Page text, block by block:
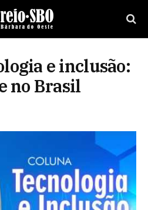
e inclusão:
no Brasil